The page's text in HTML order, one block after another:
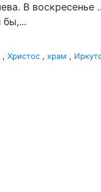
В воскресенье
, Христос , храм ,